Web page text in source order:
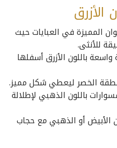
الأزرق
المميزة في العبايات حيث
للأنثى.
باللون الأزرق أسفلها
الخصر ليعطي شكل مميز.
باللون الذهبي لإطلالة
الأبيض أو الذهبي مع حجاب